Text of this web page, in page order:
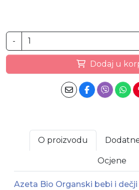
-
Dodaj u
O proizvodu
Ocjene
Azeta Bio Organski bebi i